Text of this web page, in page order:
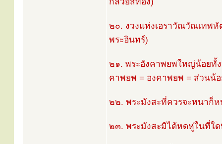
๒๐. งวงแห่งเอราวัณวัณเทพหั
พระอินทร์)
๒๑. พระอังคาพยพใหญ่น้อยทั้
คาพยพ = องคาพยพ = ส่วนน้
๒๒. พระมังสะที่ควรจะหนาก็
๒๓. พระมังสะมิได้หดหู่ในที่ใ